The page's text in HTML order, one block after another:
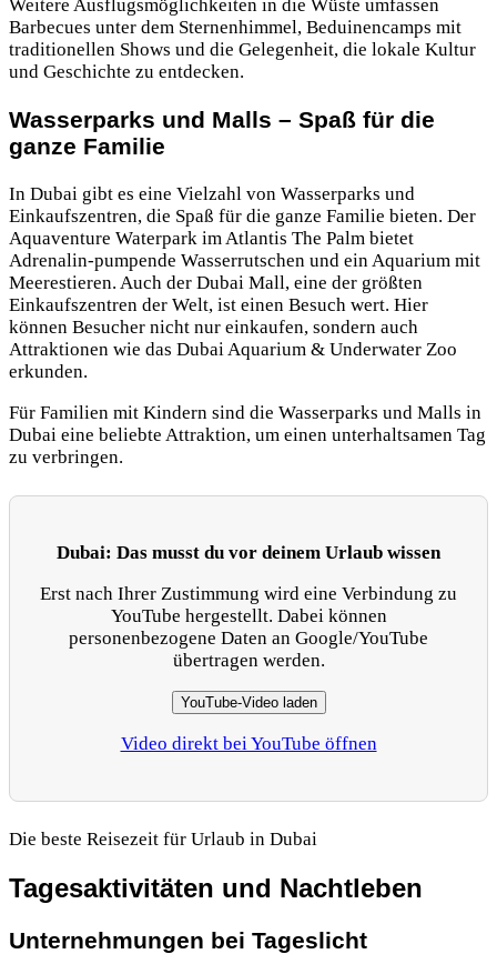
Weitere Ausflugsmöglichkeiten in die Wüste umfassen
Barbecues unter dem Sternenhimmel, Beduinencamps mit
traditionellen Shows und die Gelegenheit, die lokale Kultur
und Geschichte zu entdecken.
Wasserparks und Malls – Spaß für die
ganze Familie
In Dubai gibt es eine Vielzahl von Wasserparks und
Einkaufszentren, die Spaß für die ganze Familie bieten. Der
Aquaventure Waterpark im Atlantis The Palm bietet
Adrenalin-pumpende Wasserrutschen und ein Aquarium mit
Meerestieren. Auch der Dubai Mall, eine der größten
Einkaufszentren der Welt, ist einen Besuch wert. Hier
können Besucher nicht nur einkaufen, sondern auch
Attraktionen wie das Dubai Aquarium & Underwater Zoo
erkunden.
Für Familien mit Kindern sind die Wasserparks und Malls in
Dubai eine beliebte Attraktion, um einen unterhaltsamen Tag
zu verbringen.
Dubai: Das musst du vor deinem Urlaub wissen
Erst nach Ihrer Zustimmung wird eine Verbindung zu
YouTube hergestellt. Dabei können
personenbezogene Daten an Google/YouTube
übertragen werden.
YouTube-Video laden
Video direkt bei YouTube öffnen
Die beste Reisezeit für Urlaub in Dubai
Tagesaktivitäten und Nachtleben
Unternehmungen bei Tageslicht